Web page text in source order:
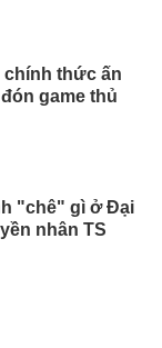
thức ấn
game thủ
"chê" gì ở Đại
nhân TS